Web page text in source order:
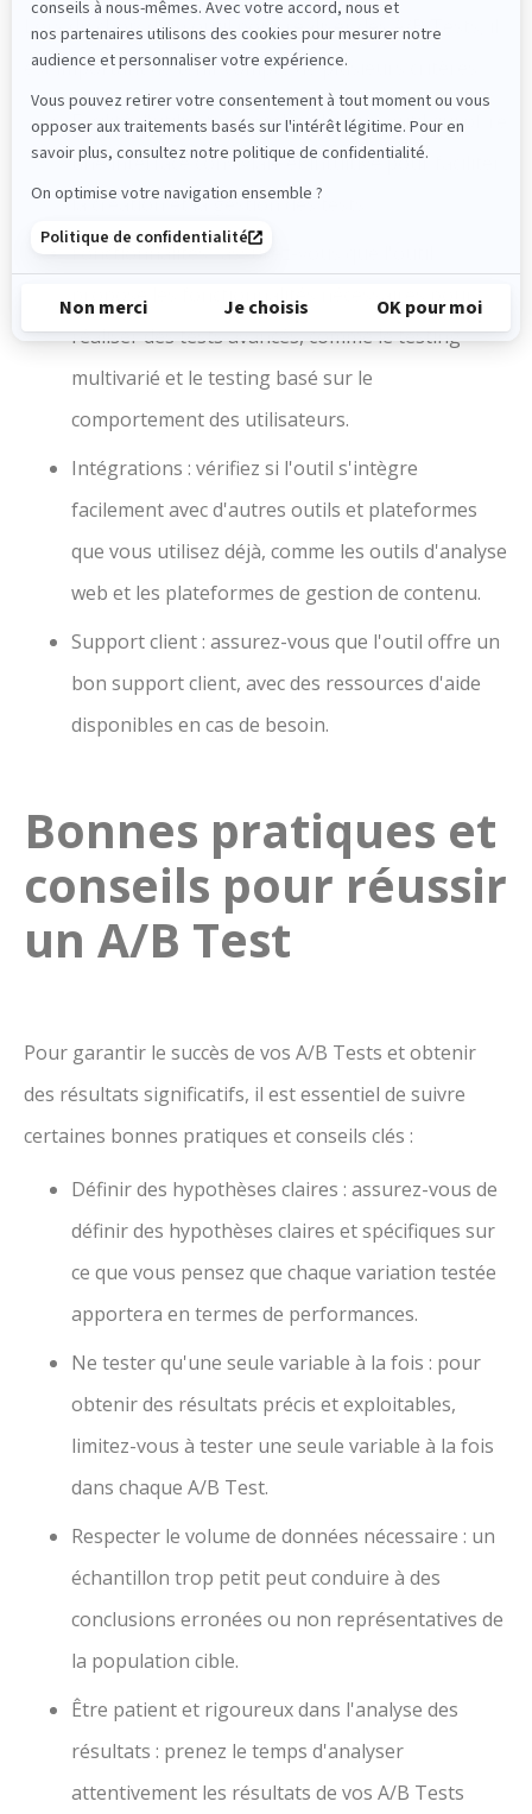
Lors du choix d'un outil pour réaliser des A/B Tests, il
est important de tenir compte de plusieurs critères :
Facilité d'utilisation : recherchez un outil qui offre
une interface conviviale et intuitive pour faciliter
la création et la gestion des tests.
Fonctionnalités : assurez-vous que l'outil
propose les fonctionnalités nécessaires pour
réaliser des tests avancés, comme le testing
multivarié et le testing basé sur le
comportement des utilisateurs.
Intégrations : vérifiez si l'outil s'intègre
facilement avec d'autres outils et plateformes
que vous utilisez déjà, comme les outils d'analyse
web et les plateformes de gestion de contenu.
Support client : assurez-vous que l'outil offre un
bon support client, avec des ressources d'aide
disponibles en cas de besoin.
Bonnes pratiques et
conseils pour réussir
un A/B Test
Pour garantir le succès de vos A/B Tests et obtenir
des résultats significatifs, il est essentiel de suivre
certaines bonnes pratiques et conseils clés :
Définir des hypothèses claires : assurez-vous de
définir des hypothèses claires et spécifiques sur
ce que vous pensez que chaque variation testée
apportera en termes de performances.
Ne tester qu'une seule variable à la fois : pour
obtenir des résultats précis et exploitables,
limitez-vous à tester une seule variable à la fois
dans chaque A/B Test.
Respecter le volume de données nécessaire : un
échantillon trop petit peut conduire à des
conclusions erronées ou non représentatives de
la population cible.
Être patient et rigoureux dans l'analyse des
résultats : prenez le temps d'analyser
attentivement les résultats de vos A/B Tests